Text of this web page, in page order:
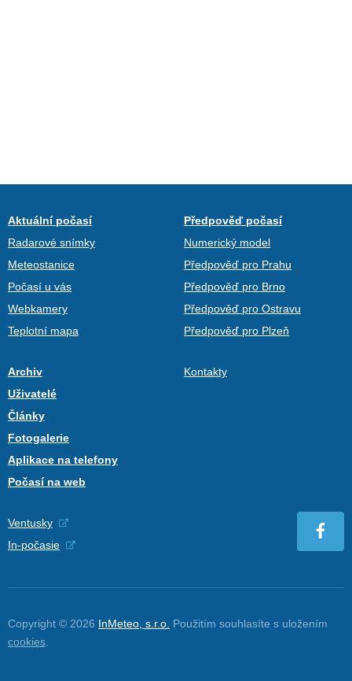
Aktuální počasí
Radarové snímky
Meteostanice
Počasí u vás
Webkamery
Teplotní mapa
Předpověď počasí
Numerický model
Předpověď pro Prahu
Předpověď pro Brno
Předpověď pro Ostravu
Předpověď pro Plzeň
Archiv
Uživatelé
Články
Fotogalerie
Aplikace na telefony
Počasí na web
Kontakty
Ventusky
In-počasie
Copyright © 2026 InMeteo, s.r.o. Použitím souhlasíte s uložením
cookies